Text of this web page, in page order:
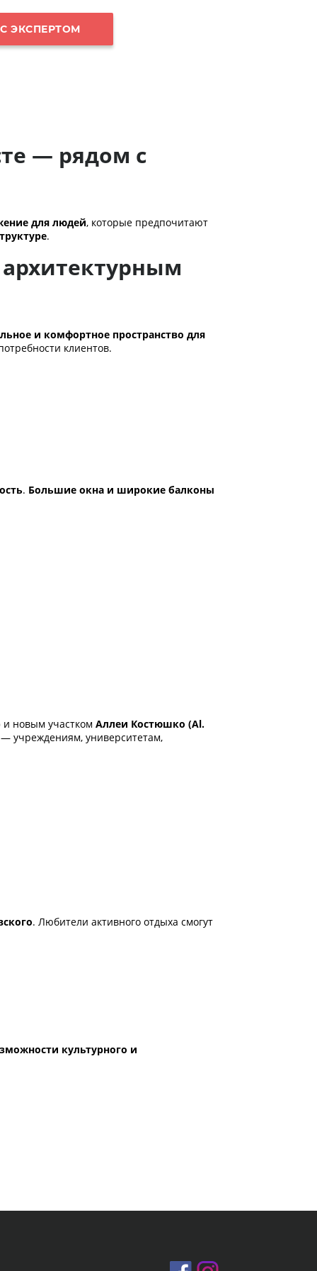
ЭКСПЕРТОМ
— рядом с
для людей, которые предпочитают
.
и комфортное пространство для
клиентов.
. Большие окна и широкие балконы
и новым участком Аллеи Костюшко (Al.
учреждениям, университетам,
. Любители активного отдыха смогут
культурного и